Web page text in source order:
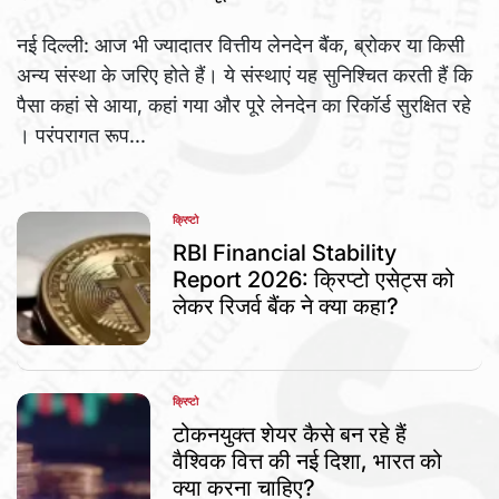
नई दिल्ली: आज भी ज्यादातर वित्तीय लेनदेन बैंक, ब्रोकर या किसी
अन्य संस्था के जरिए होते हैं। ये संस्थाएं यह सुनिश्चित करती हैं कि
पैसा कहां से आया, कहां गया और पूरे लेनदेन का रिकॉर्ड सुरक्षित रहे
। परंपरागत रूप...
POSTED
IN
क्रिप्टो
RBI Financial Stability
Report 2026: क्रिप्टो एसेट्स को
लेकर रिजर्व बैंक ने क्या कहा?
POSTED
IN
क्रिप्टो
टोकनयुक्त शेयर कैसे बन रहे हैं
वैश्विक वित्त की नई दिशा, भारत को
क्या करना चाहिए?